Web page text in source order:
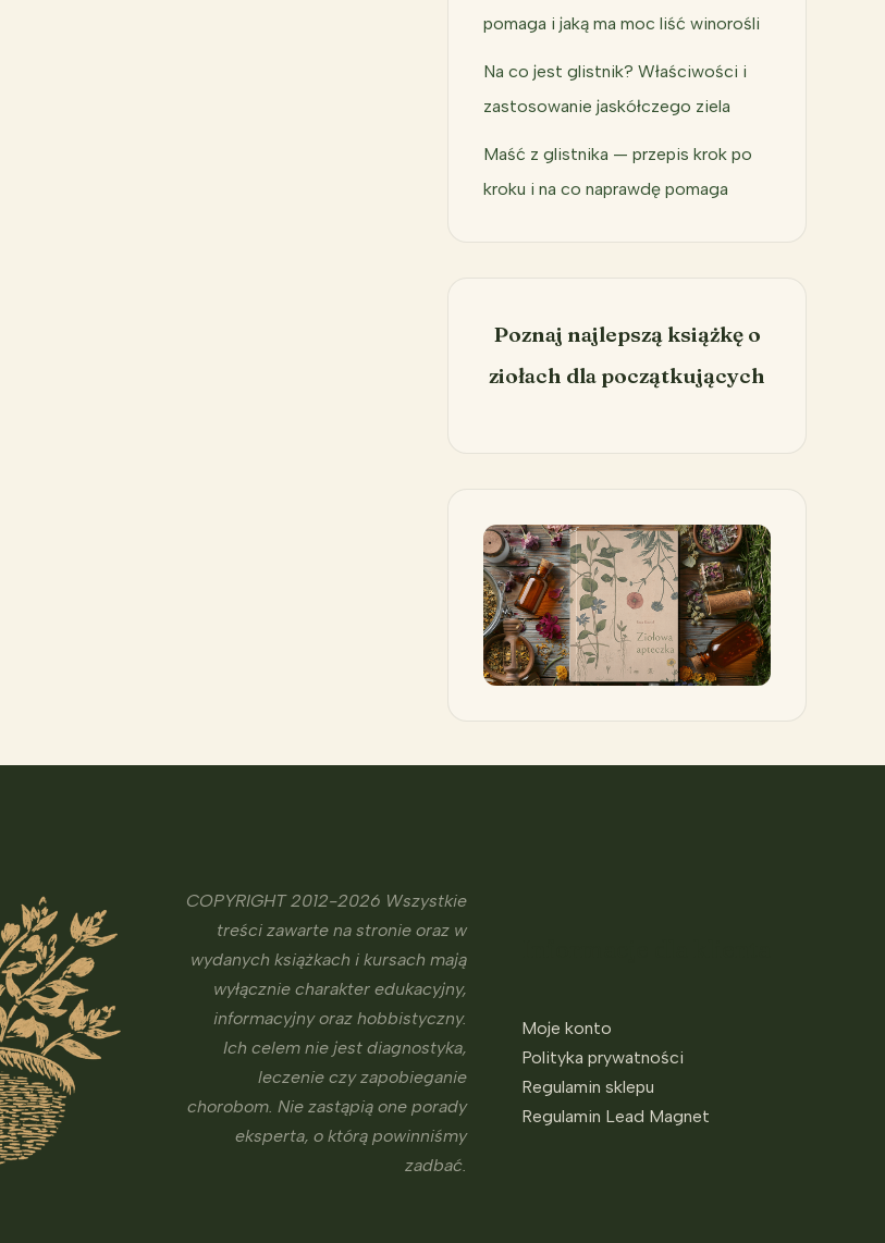
pomaga i jaką ma moc liść winorośli
Na co jest glistnik? Właściwości i
zastosowanie jaskółczego ziela
Maść z glistnika — przepis krok po
kroku i na co naprawdę pomaga
Poznaj najlepszą książkę o
ziołach dla początkujących
COPYRIGHT 2012-2026 Wszystkie
treści zawarte na stronie oraz w
wydanych książkach i kursach mają
wyłącznie charakter edukacyjny,
informacyjny oraz hobbistyczny.
Ich celem nie jest diagnostyka,
leczenie czy zapobieganie
chorobom. Nie zastąpią one porady
eksperta, o którą powinniśmy
zadbać.
Moje konto
Polityka prywatności
Regulamin sklepu
Regulamin Lead Magnet